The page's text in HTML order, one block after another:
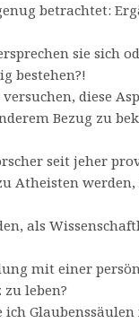
betrachtet:
sie sich
bestehen?!
diese
Bezug zu
seit jeher
Atheisten
als
mit einer
leben?